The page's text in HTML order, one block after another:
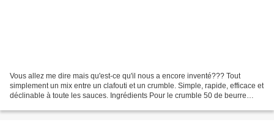
Vous allez me dire mais qu'est-ce qu'il nous a encore inventé??? Tout
simplement un mix entre un clafouti et un crumble. Simple, rapide, efficace et
déclinable à toute les sauces. Ingrédients Pour le crumble 50 de beurre